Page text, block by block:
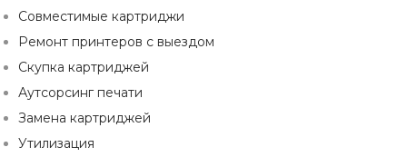
Совместимые картриджи
Ремонт принтеров с выездом
Скупка картриджей
Аутсорсинг печати
Замена картриджей
Утилизация